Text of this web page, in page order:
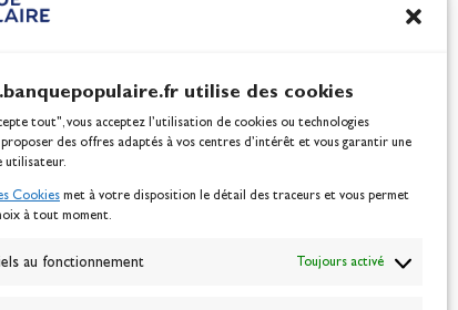
utilise des cookies
tout", vous acceptez l’utilisation de cookies ou technologies
des offres adaptés à vos centres d’intérêt et vous garantir une
utilisateur.
Cookies met à votre disposition le détail des traceurs et vous permet
à tout moment.
au fonctionnement Toujours activé
VOUS